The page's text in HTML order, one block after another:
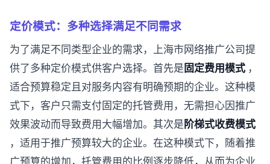
定价模式：多种选择满足不同需求
为了满足不同类型企业的需求，上海市网络推广公司提
供了多种定价模式供客户选择。首先是 固定费用模式 ，
适合预算稳定且对服务内容有明确预期的企业。这种模
式下，客户只需支付固定的托管费用，无需担心因推广
效果波动而导致费用大幅增加。其次是 阶梯式收费模式
，适用于推广预算较大的企业。在这种模式下，随着推
广预算的增加，托管费用的比例逐步降低，从而为企业